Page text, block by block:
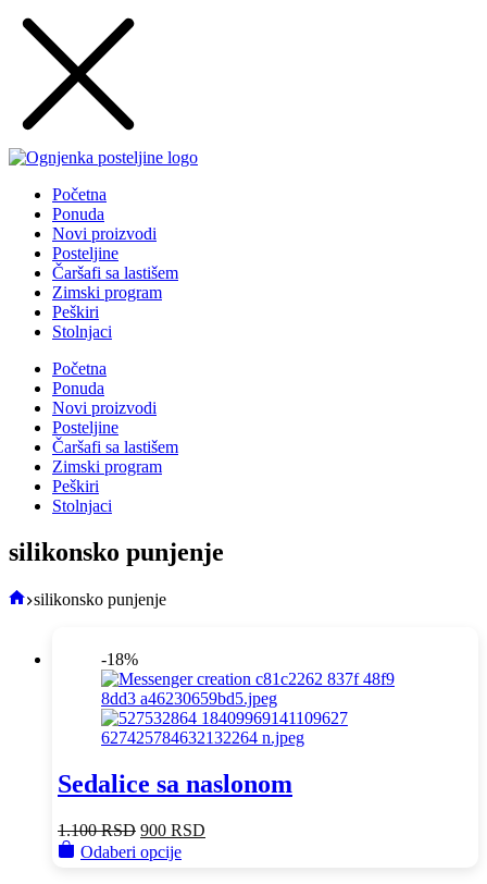
Početna
Ponuda
Novi proizvodi
Posteljine
Čaršafi sa lastišem
Zimski program
Peškiri
Stolnjaci
Početna
Ponuda
Novi proizvodi
Posteljine
Čaršafi sa lastišem
Zimski program
Peškiri
Stolnjaci
silikonsko punjenje
Početna
silikonsko punjenje
-18%
Sedalice sa naslonom
1.100RSD Original
price
900 RSD
Odaberi opcijeThis